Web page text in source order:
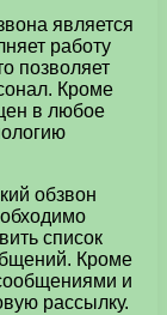
является
работу
позволяет
Кроме
в любое
обзвон
список
Кроме
и
рассылку.